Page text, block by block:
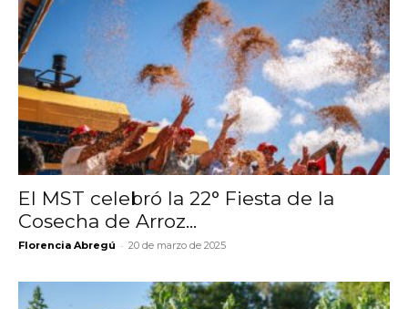
El MST celebró la 22° Fiesta de la
Cosecha de Arroz...
Florencia Abregú - 20 de marzo de 2025